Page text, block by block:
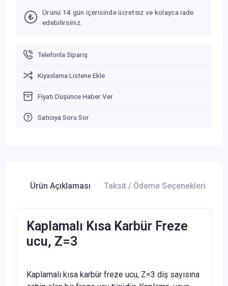
Ürünü 14 gün içerisinde ücretsiz ve kolayca iade
edebilirsiniz.
Telefonla Sipariş
Kıyaslama Listene Ekle
Fiyatı Düşünce Haber Ver
Satıcıya Soru Sor
Ürün Açıklaması Taksit / Ödeme Seçenekleri
Kaplamalı Kısa Karbür Freze
ucu, Z=3
Kaplamalı kısa karbür freze ucu, Z=3 diş sayısına